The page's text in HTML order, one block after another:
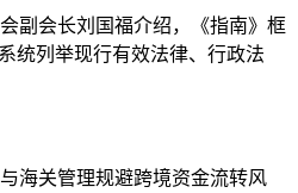
副会长刘国福介绍，《指南》框
统列举现行有效法律、行政法
海关管理规避跨境资金流转风